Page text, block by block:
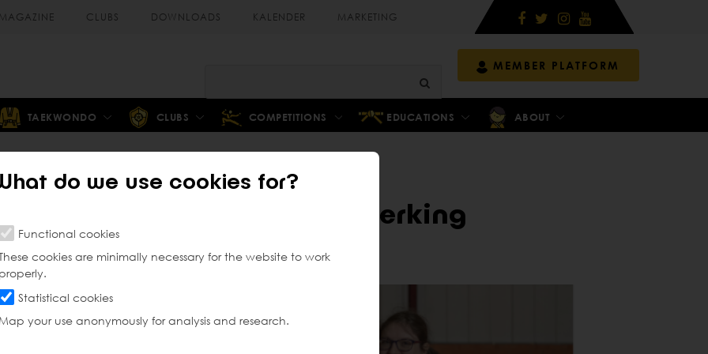
do we use cookies for?
Functional cookies
cookies are minimally necessary for the website to work
properly.
Statistical cookies
Map your use anonymously for analysis and research.
MAGAZINE CLUBS DOWNLOADS KALENDER MARKETING
MEMBER PLATFORM
TAEKWONDO CLUBS COMPETITIONS EDUCATIONS ABOUT
- Passie kent geen beperking